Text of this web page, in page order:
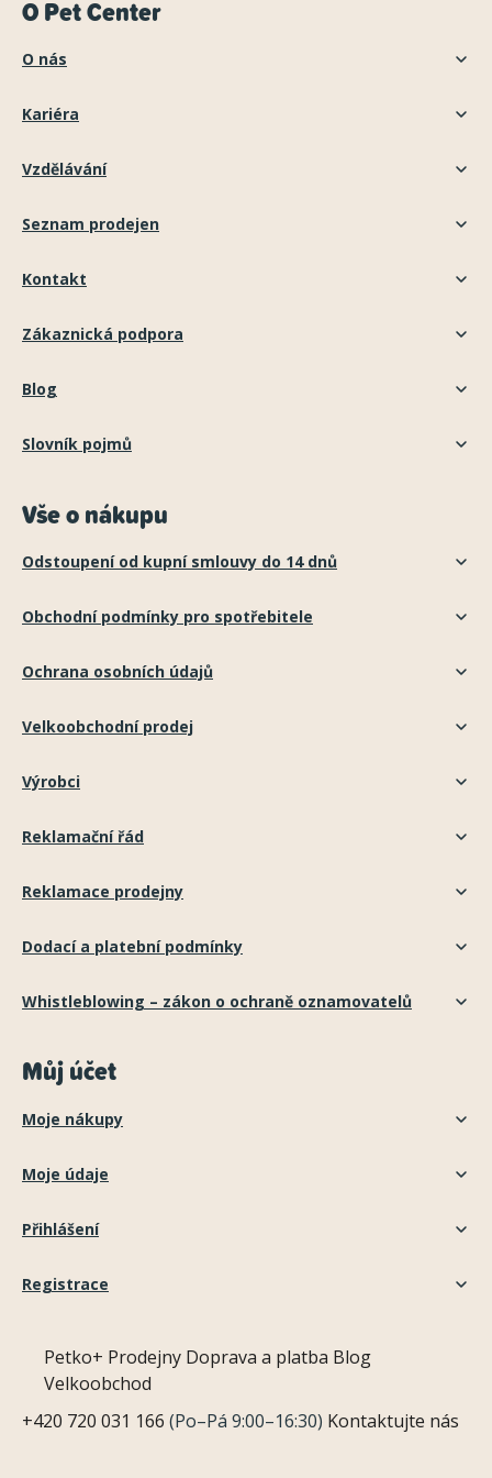
O Pet Center
O nás
Kariéra
Vzdělávání
Seznam prodejen
Kontakt
Zákaznická podpora
Blog
Slovník pojmů
Vše o nákupu
Odstoupení od kupní smlouvy do 14 dnů
Obchodní podmínky pro spotřebitele
Ochrana osobních údajů
Velkoobchodní prodej
Výrobci
Reklamační řád
Reklamace prodejny
Dodací a platební podmínky
Whistleblowing – zákon o ochraně oznamovatelů
Můj účet
Moje nákupy
Moje údaje
Přihlášení
Registrace
Petko+ Prodejny Doprava a platba Blog
Velkoobchod
+420 720 031 166 (Po–Pá 9:00–16:30) Kontaktujte nás